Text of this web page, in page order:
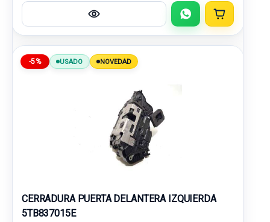
-5% USADO NOVEDAD
CERRADURA PUERTA DELANTERA IZQUIERDA
5TB837015E